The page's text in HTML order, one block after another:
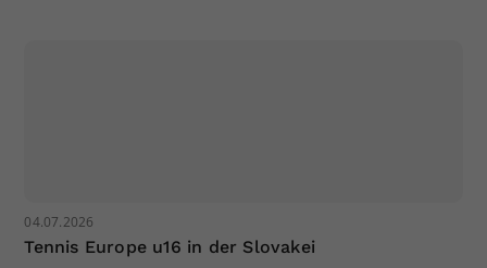
04.07.2026
Tennis Europe u16 in der Slovakei